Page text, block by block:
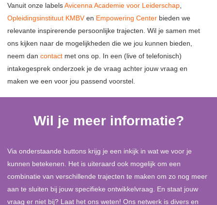
Vanuit onze labelsAvicenna Academie voor Leiderschap,
Opleidingsinstituut KMBVen Empowering Center bieden we
relevante inspirerende persoonlijke trajecten. Wil je samen met
ons kijken naar de mogelijkheden die we jou kunnen bieden,
neem dan contact met ons op. In een (live of telefonisch)
intakegesprek onderzoek je de vraag achter jouw vraag en
maken we een voor jou passend voorstel.
Wil je meer informatie?
Via onderstaande buttons krijg je een inkijk in wat we voor je
kunnen betekenen. Het is uiteraard ook mogelijk om een
combinatie van verschillende trajecten te maken om zo nog meer
aan te sluiten bij jouw specifieke ontwikkelvraag. En staat jouw
vraag er niet bij? Laat het ons weten! Ons netwerk is divers en